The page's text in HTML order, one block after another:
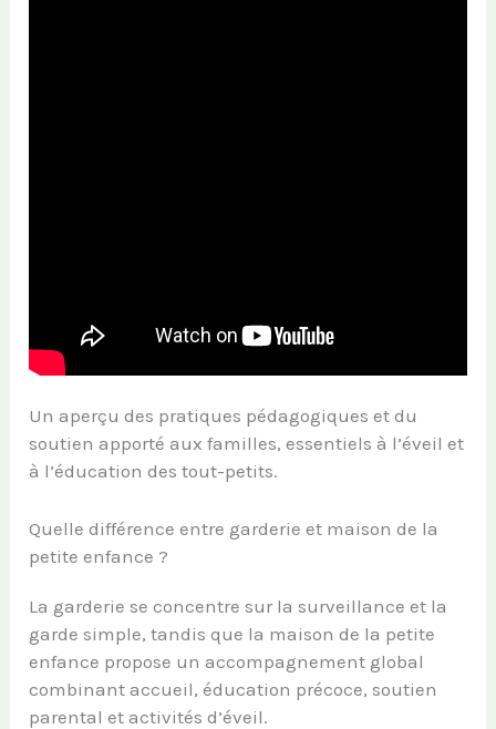
Un aperçu des pratiques pédagogiques et du
soutien apporté aux familles, essentiels à l’éveil et
à l’éducation des tout-petits.
Quelle différence entre garderie et maison de la
petite enfance ?
La garderie se concentre sur la surveillance et la
garde simple, tandis que la maison de la petite
enfance propose un accompagnement global
combinant accueil, éducation précoce, soutien
parental et activités d’éveil.